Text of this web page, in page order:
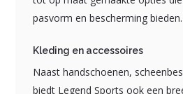
pasvorm en bescherming bieden.
Kleding en accessoires
Naast handschoenen,
biedt Legend Sports ook een